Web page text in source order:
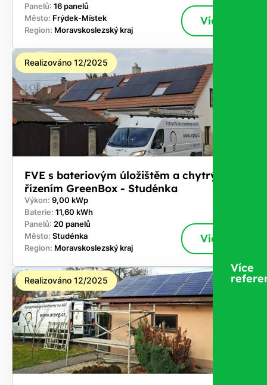
Panelů: 16 panelů
Město: Frýdek-Místek
Region: Moravskoslezský kraj
Více
Realizováno 12/2025
FVE s bateriovým úložištěm a chytrým
řízením GreenBox - Studénka
Výkon: 9,00 kWp
Baterie: 11,60 kWh
Panelů: 20 panelů
Město: Studénka
Region: Moravskoslezský kraj
Více
Realizováno 12/2025
Více